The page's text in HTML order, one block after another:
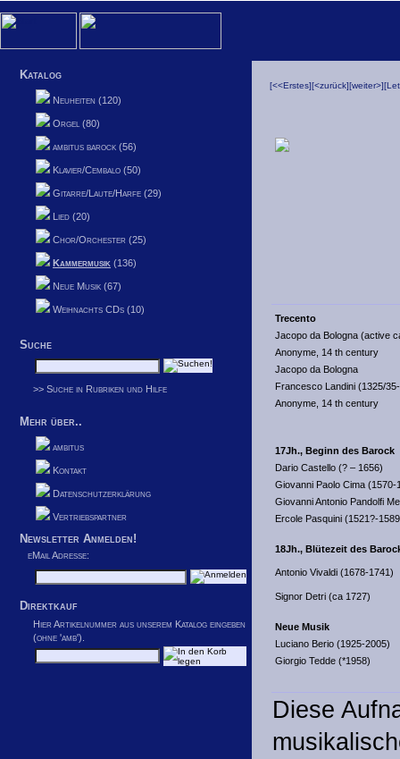
Katalog
Neuheiten (120)
Orgel (80)
ambitus barock (56)
Klavier/Cembalo (50)
Gitarre/Laute/Harfe (29)
Lied (20)
Chor/Orchester (25)
Kammermusik (136)
Neue Musik (67)
Weihnachts CDs (10)
Suche
>> Suche in Rubriken und Hilfe
Mehr über..
ambitus
Kontakt
Datenschutzerklärung
Vertriebspartner
Newsletter Anmelden!
eMail Adresse:
Direktkauf
Hier Artikelnummer aus unserem Katalog eingeben
(ohne 'amb').
[<<Erstes][<zurück][weiter>]
Trecento
Jacopo da Bologna (active
Anonyme, 14 th century
Jacopo da Bologna
Francesco Landini (1325/
Anonyme, 14 th century
17Jh., Beginn des Barock
Dario Castello (? – 1656)
Giovanni Paolo Cima (1570-
Giovanni Antonio Pandolfi
Ercole Pasquini (1521?-
18Jh., Blütezeit des
Antonio Vivaldi (1678-1741)
Signor Detri (ca 1727)
Neue Musik
Luciano Berio (1925-2005)
Giorgio Tedde (*1958)
Diese